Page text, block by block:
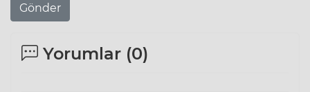
Gönder
Yorumlar (0)